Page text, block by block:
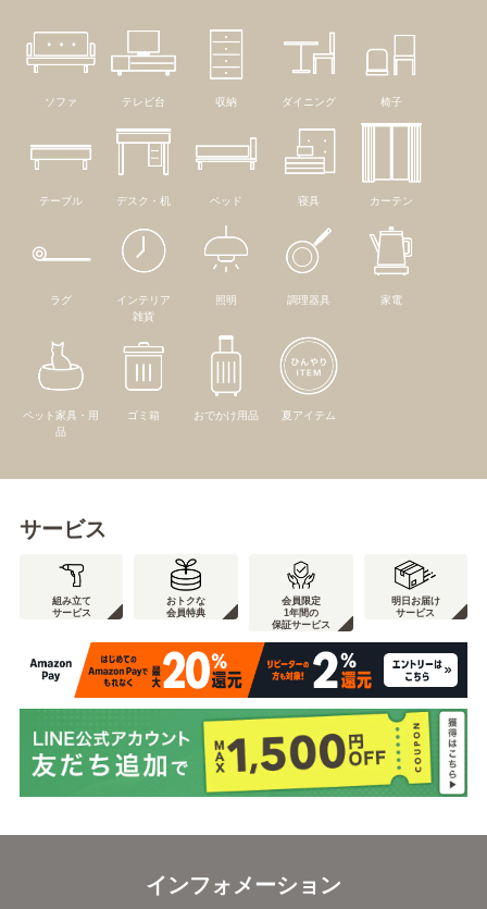
ソファ テレビ台 収納 ダイニング 椅子
テーブル デスク・机 ベッド 寝具 カーテン
ラグ
インテリア
雑貨
照明 調理器具 家電
ペット家具・用
品
ゴミ箱 おでかけ用品 夏アイテム
サービス
組み立て
サービス
おトクな
会員特典
会員限定
1年間の
保証サービス
明日お届け
サービス
インフォメーション